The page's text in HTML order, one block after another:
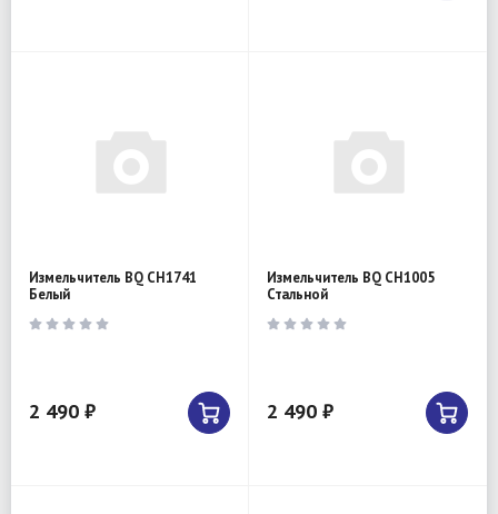
Измельчитель BQ CH1741
Белый
2 490 ₽
Измельчитель BQ CH1005
Стальной
2 490 ₽